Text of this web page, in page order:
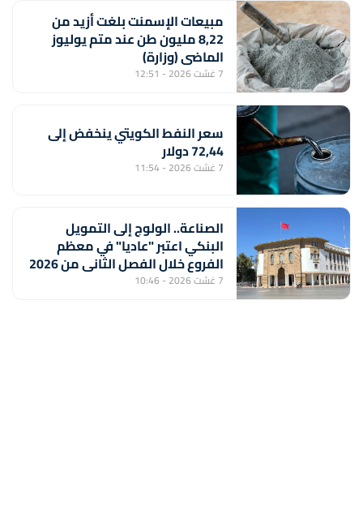
مبيعات الإسمنت بلغت أزيد من
8,22 مليون طن عند متم يوليوز
الماضي (وزارة)
7 غشت 2026 - 12:51
سعر النفط الكويتي ينخفض إلى
72,44 دولار
7 غشت 2026 - 11:54
الصناعة.. الولوج إلى التمويل
البنكي اعتبر "عاديا" في معظم
الفروع خلال الفصل الثاني من 2026
(بنك المغرب)
7 غشت 2026 - 10:46